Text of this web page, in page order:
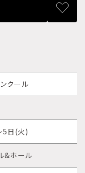
クール
5日(火)
&ホール